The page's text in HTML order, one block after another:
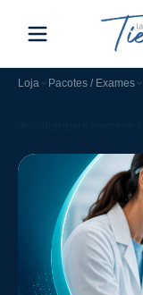
Loja Pacotes / Exames